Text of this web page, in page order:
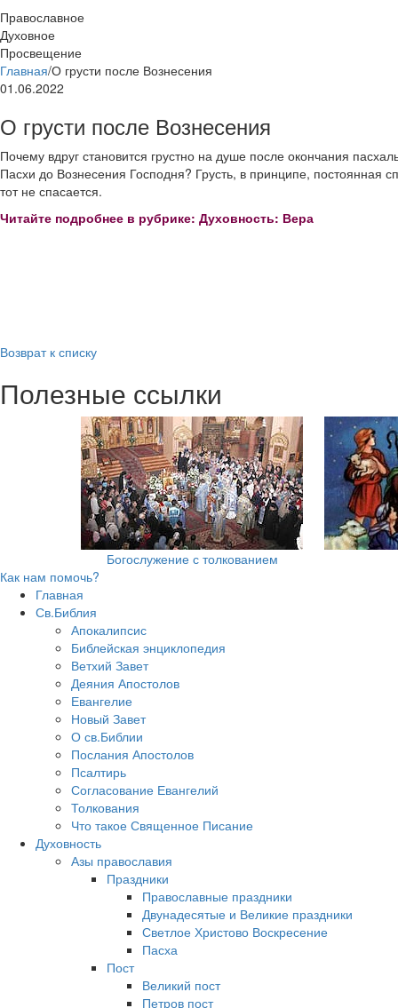
Православное
Духовное
Просвещение
Главная/О грусти после Вознесения
01.06.2022
О грусти после Вознесения
Почему вдруг становится грустно на душе после окончания
Пасхи до Вознесения Господня? Грусть, в принципе, постоянная
тот не спасается.
Читайте подробнее в рубрике: Духовность: Вера
Возврат к списку
Полезные ссылки
Богослужение с толкованием
Как нам помочь?
Главная
Св.Библия
Апокалипсис
Библейская энциклопедия
Ветхий Завет
Деяния Апостолов
Евангелие
Новый Завет
О св.Библии
Послания Апостолов
Псалтирь
Согласование Евангелий
Толкования
Что такое Священное Писание
Духовность
Азы православия
Праздники
Православные праздники
Двунадесятые и Великие праздники
Светлое Христово Воскресение
Пасха
Пост
Великий пост
Петров пост